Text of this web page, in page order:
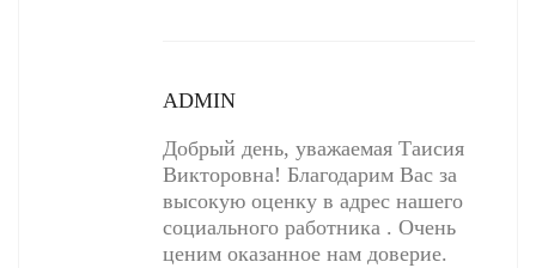
ADMIN
Добрый день, уважаемая Таисия
Викторовна! Благодарим Вас за
высокую оценку в адрес нашего
социального работника . Очень
ценим оказанное нам доверие.